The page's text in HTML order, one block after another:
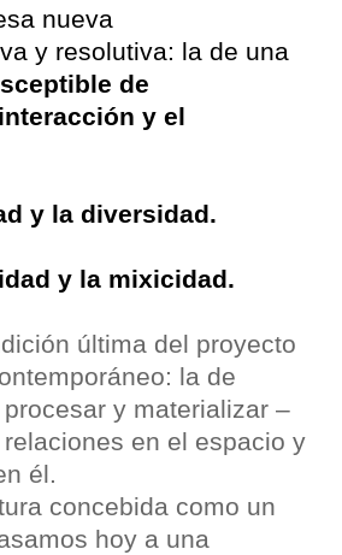
nueva
y resolutiva: la de una
de
ón y el
y la diversidad.
y la mixicidad.
ón última del proyecto
áneo: la de
procesar y materializar –
en el espacio y
él.
concebida como un
hoy a una